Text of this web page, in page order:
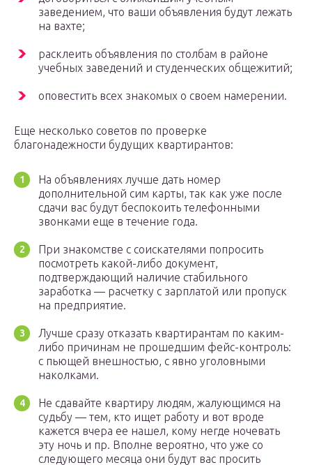
заведением, что ваши объявления будут лежать
на вахте;
расклеить объявления по столбам в районе
учебных заведений и студенческих общежитий;
оповестить всех знакомых о своем намерении.
Еще несколько советов по проверке
благонадежности будущих квартирантов:
На объявлениях лучше дать номер
дополнительной сим карты, так как уже после
сдачи вас будут беспокоить телефонными
звонками еще в течение года.
При знакомстве с соискателями попросить
посмотреть какой-либо документ,
подтверждающий наличие стабильного
заработка — расчетку с зарплатой или пропуск
на предприятие.
Лучше сразу отказать квартирантам по каким-
либо причинам не прошедшим фейс-контроль:
с пьющей внешностью, с явно уголовными
наколками.
Не сдавайте квартиру людям, жалующимся на
судьбу — тем, кто ищет работу и вот вроде
кажется вчера ее нашел, кому негде ночевать
эту ночь и пр. Вполне вероятно, что уже со
следующего месяца они будут вас просить